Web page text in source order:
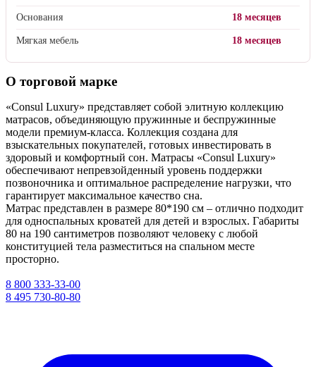
Основания 18 месяцев
Мягкая мебель 18 месяцев
О торговой марке
«Consul Luxury» представляет собой элитную коллекцию
матрасов, объединяющую пружинные и беспружинные
модели премиум-класса. Коллекция создана для
взыскательных покупателей, готовых инвестировать в
здоровый и комфортный сон. Матрасы «Consul Luxury»
обеспечивают непревзойденный уровень поддержки
позвоночника и оптимальное распределение нагрузки, что
гарантирует максимальное качество сна.
Матрас представлен в размере 80*190 см – отлично подходит
для односпальных кроватей для детей и взрослых. Габариты
80 на 190 сантиметров позволяют человеку с любой
конституцией тела разместиться на спальном месте
просторно.
8 800 333-33-00
8 495 730-80-80